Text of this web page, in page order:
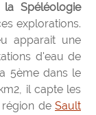
Spéléologie
explorations.
apparait une
d'eau de
5ème dans le
il capte les
de Sault